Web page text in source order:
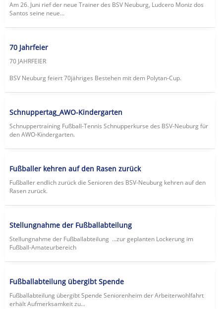
Am 26. Juni rief der neue Trainer des BSV Neuburg, Ludcero Moniz dos
Santos seine neue...
70 Jahrfeier
70 JAHRFEIER
BSV Neuburg feiert 70jähriges Bestehen mit dem Polytan-Cup.
Schnuppertag_AWO-Kindergarten
Schnuppertraining Fußball-Tennis Schnupperkurse des BSV-Neuburg für
den AWO-Kindergarten.
Fußballer kehren auf den Rasen zurück
Fußballer endlich zurück die Senioren des BSV-Neuburg kehren auf den
Rasen zurück.
Stellungnahme der Fußballabteilung
Stellungnahme der Fußballabteilung ...zur geplanten Lockerung im
Fußball-Amateurbereich
Fußballabteilung übergibt Spende
Fußballabteilung übergibt Spende Seniorenheim der Arbeiterwohlfahrt
erhält Aufmerksamkeit zu...